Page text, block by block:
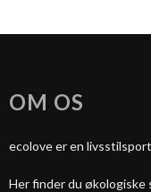
OM OS
ecolove er en
Her finder du økologiske